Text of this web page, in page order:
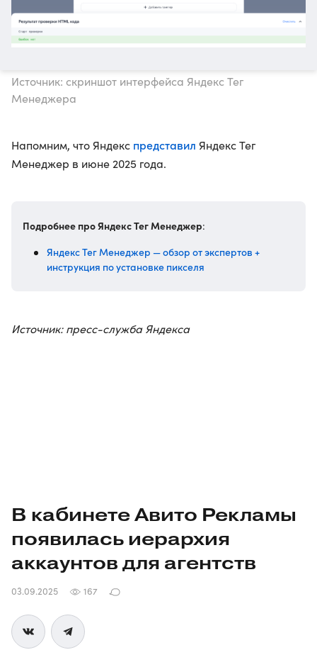
Источник: скриншот интерфейса Яндекс Тег
Менеджера
Напомним, что Яндекс представил Яндекс Тег
Менеджер в июне 2025 года.
Подробнее про Яндекс Тег Менеджер:
Яндекс Тег Менеджер — обзор от экспертов +
инструкция по установке пикселя
Источник: пресс-служба Яндекса
В кабинете Авито Рекламы
появилась иерархия
аккаунтов для агентств
03.09.2025 167